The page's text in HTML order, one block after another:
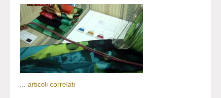
... articoli correlati